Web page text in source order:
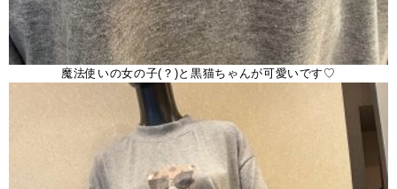
魔法使いの女の子(？)と黒猫ちゃんが可愛いです♡